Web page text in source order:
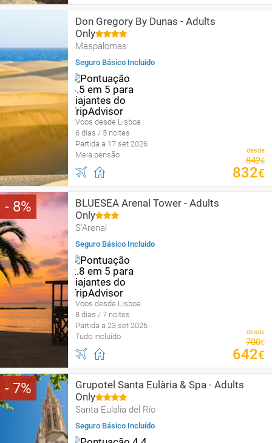
Don Gregory By Dunas - Adults
Only
Maspalomas
Seguro Básico Incluído
Voos desde Lisboa
6 dias / 5 noites
Partida a 17 set 2026
Meia pensão
desde
842€
832€
8
BLUESEA Arenal Tower - Adults
Only
S'Arenal
Seguro Básico Incluído
Voos desde Lisboa
8 dias / 7 noites
Partida a 23 set 2026
Tudo incluído
desde
700€
642€
7
Grupotel Santa Eulària & Spa - Adults
Only
Santa Eulalia del Río
Seguro Básico Incluído